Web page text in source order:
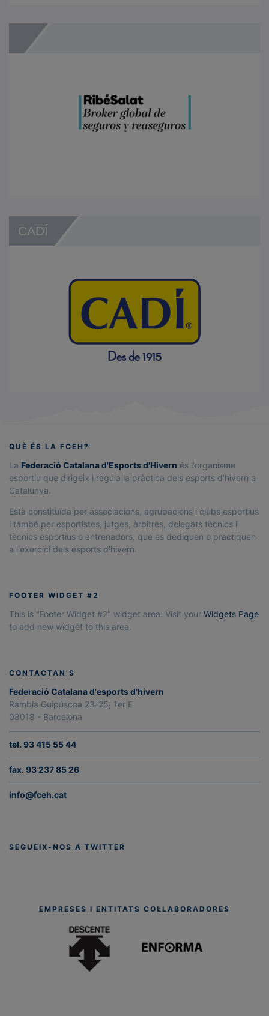
CADÍ
QUÈ ÉS LA FCEH?
La Federació Catalana d'Esports d'Hivern és l'organisme
esportiu que dirigeix i regula la pràctica dels esports d'hivern a
Catalunya.
Està constituïda per associacions, agrupacions i clubs esportius
i també per esportistes, jutges, àrbitres, delegats tècnics i
tècnics esportius o entrenadors, que es dediquen o practiquen
a l'exercici dels esports d'hivern.
FOOTER WIDGET #2
This is "Footer Widget #2" widget area. Visit your Widgets Page
to add new widget to this area.
CONTACTAN’S
Federació Catalana d'esports d'hivern
Rambla Guipúscoa 23-25, 1er E
08018 - Barcelona
tel. 93 415 55 44
fax. 93 237 85 26
info@fceh.cat
SEGUEIX-NOS A TWITTER
EMPRESES I ENTITATS COL·LABORADORES